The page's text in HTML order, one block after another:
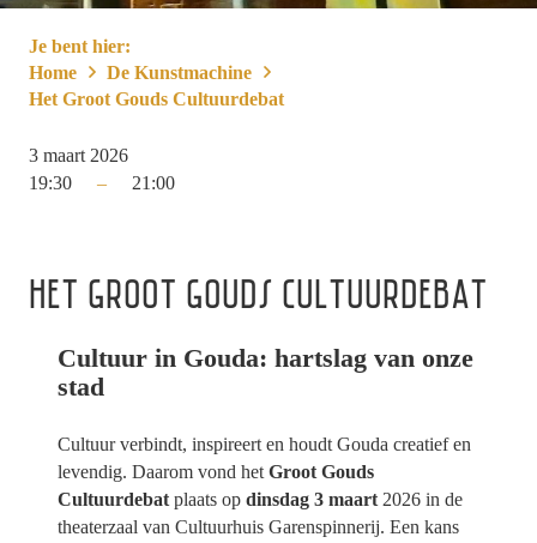
Je bent hier:
Home
De Kunstmachine
Het Groot Gouds Cultuurdebat
3 maart 2026
19:30
– 21:00
HET GROOT GOUDS CULTUURDEBAT
Cultuur in Gouda: hartslag van onze
stad
Cultuur verbindt, inspireert en houdt Gouda creatief en
levendig. Daarom vond het Groot Gouds
Cultuurdebat plaats op dinsdag 3 maart 2026 in de
theaterzaal van Cultuurhuis Garenspinnerij. Een kans